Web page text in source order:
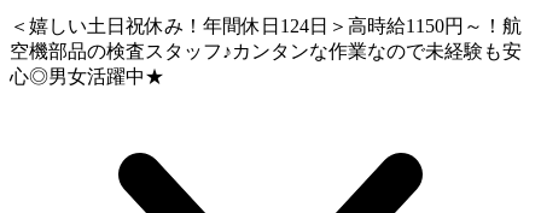
＜嬉しい土日祝休み！年間休日124日＞高時給1150円～！航
空機部品の検査スタッフ♪カンタンな作業なので未経験も安
心◎男女活躍中★